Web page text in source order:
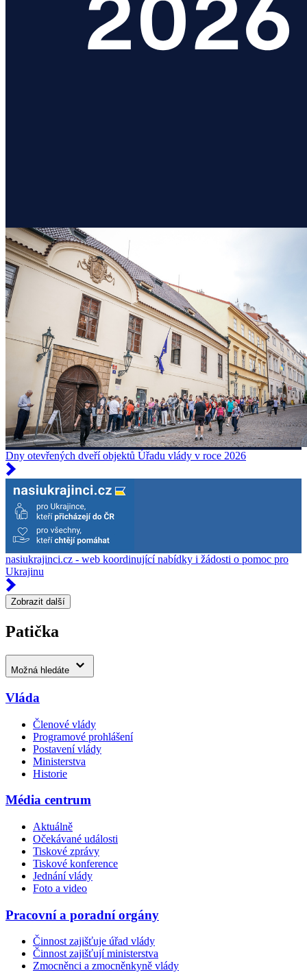
Dny otevřených dveří objektů Úřadu vlády v roce 2026
nasiukrajinci.cz - web koordinující nabídky i žádosti o pomoc pro
Ukrajinu
Zobrazit další
Patička
Možná hledáte
Vláda
Členové vlády
Programové prohlášení
Postavení vlády
Ministerstva
Historie
Média centrum
Aktuálně
Očekávané události
Tiskové zprávy
Tiskové konference
Jednání vlády
Foto a video
Pracovní a poradní orgány
Činnost zajišťuje úřad vlády
Činnost zajišťují ministerstva
Zmocněnci a zmocněnkyně vlády